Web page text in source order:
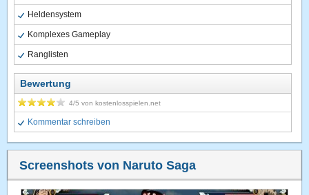
Heldensystem
Komplexes Gameplay
Ranglisten
Bewertung
4/5 vonkostenlosspielen.net
Kommentar schreiben
Screenshots von Naruto Saga